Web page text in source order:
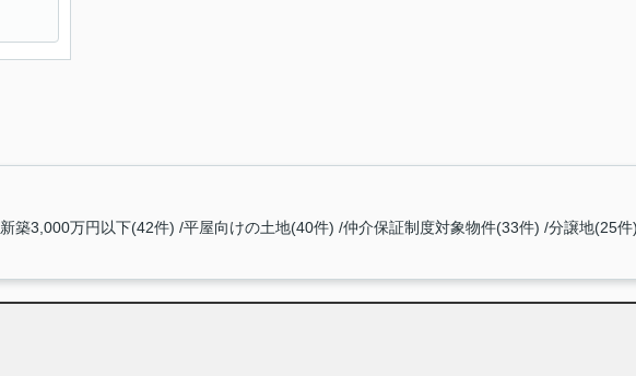
新築3,000万円以下(42件) 平屋向けの土地(40件) 仲介保証制度対象物件(33件) 分譲地(25件